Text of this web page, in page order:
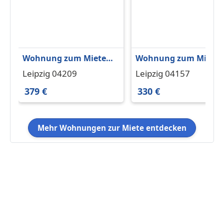
Wohnung zum Mieten
in Leipzig 379 € 47.78
Leipzig 04209
379 €
Wohnung zum Mieten
in Leipzig 330 € 46 m²
Leipzig 04157
330 €
Mehr Wohnungen zur Miete entdecken